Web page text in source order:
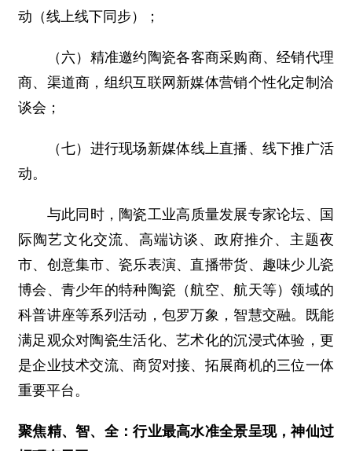
动（线上线下同步）；
（六）精准邀约陶瓷各客商采购商、经销代理
商、渠道商，组织互联网新媒体营销个性化定制洽
谈会；
（七）进行现场新媒体线上直播、线下推广活
动。
与此同时，陶瓷工业高质量发展专家论坛、国
际陶艺文化交流、高端访谈、政府推介、主题夜
市、创意集市、瓷乐表演、直播带货、趣味少儿瓷
博会、青少年的特种陶瓷（航空、航天等）领域的
科普讲座等系列活动，包罗万象，智慧交融。既能
满足观众对陶瓷生活化、艺术化的沉浸式体验，更
是企业技术交流、商贸对接、拓展商机的三位一体
重要平台。
聚焦精、智、全：行业最高水准全景呈现，神仙过